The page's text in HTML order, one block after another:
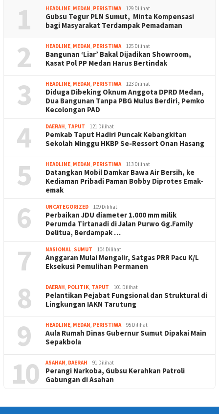
1 HEADLINE, MEDAN, PERISTIWA 129 Dilihat
Gubsu Tegur PLN Sumut, Minta Kompensasi
bagi Masyarakat Terdampak Pemadaman
2 HEADLINE, MEDAN, PERISTIWA 125 Dilihat
Bangunan ‘Liar’ Bakal Dijadikan Showroom,
Kasat Pol PP Medan Harus Bertindak
3 HEADLINE, MEDAN, PERISTIWA 123 Dilihat
Diduga Dibeking Oknum Anggota DPRD Medan,
Dua Bangunan Tanpa PBG Mulus Berdiri, Pemko
Kecolongan PAD
4 DAERAH, TAPUT 121 Dilihat
Pemkab Taput Hadiri Puncak Kebangkitan
Sekolah Minggu HKBP Se-Ressort Onan Hasang
5 HEADLINE, MEDAN, PERISTIWA 113 Dilihat
Datangkan Mobil Damkar Bawa Air Bersih, ke
Kediaman Pribadi Paman Bobby Diprotes Emak-
emak
6 UNCATEGORIZED 109 Dilihat
Perbaikan JDU diameter 1.000 mm milik
Perumda Tirtanadi di Jalan Purwo Gg.Family
Delitua, Berdampak …
7 NASIONAL, SUMUT 104 Dilihat
Anggaran Mulai Mengalir, Satgas PRR Pacu K/L
Eksekusi Pemulihan Permanen
8 DAERAH, POLITIK, TAPUT 101 Dilihat
Pelantikan Pejabat Fungsional dan Struktural di
Lingkungan IAKN Tarutung
9 HEADLINE, MEDAN, PERISTIWA 95 Dilihat
Aula Rumah Dinas Gubernur Sumut Dipakai Main
Sepakbola
10 ASAHAN, DAERAH 91 Dilihat
Perangi Narkoba, Gubsu Kerahkan Patroli
Gabungan di Asahan